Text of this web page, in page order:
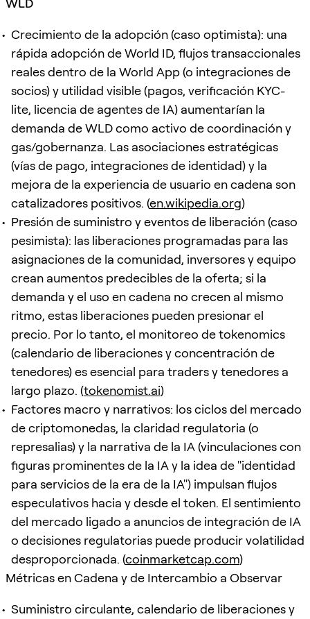
WLD
Crecimiento de la adopción (caso optimista): una
rápida adopción de World ID, flujos transaccionales
reales dentro de la World App (o integraciones de
socios) y utilidad visible (pagos, verificación KYC-
lite, licencia de agentes de IA) aumentarían la
demanda de WLD como activo de coordinación y
gas/gobernanza. Las asociaciones estratégicas
(vías de pago, integraciones de identidad) y la
mejora de la experiencia de usuario en cadena son
catalizadores positivos. (en.wikipedia.org)
Presión de suministro y eventos de liberación (caso
pesimista): las liberaciones programadas para las
asignaciones de la comunidad, inversores y equipo
crean aumentos predecibles de la oferta; si la
demanda y el uso en cadena no crecen al mismo
ritmo, estas liberaciones pueden presionar el
precio. Por lo tanto, el monitoreo de tokenomics
(calendario de liberaciones y concentración de
tenedores) es esencial para traders y tenedores a
largo plazo. (tokenomist.ai)
Factores macro y narrativos: los ciclos del mercado
de criptomonedas, la claridad regulatoria (o
represalias) y la narrativa de la IA (vinculaciones con
figuras prominentes de la IA y la idea de "identidad
para servicios de la era de la IA") impulsan flujos
especulativos hacia y desde el token. El sentimiento
del mercado ligado a anuncios de integración de IA
o decisiones regulatorias puede producir volatilidad
desproporcionada. (coinmarketcap.com)
Métricas en Cadena y de Intercambio a Observar
Suministro circulante, calendario de liberaciones y